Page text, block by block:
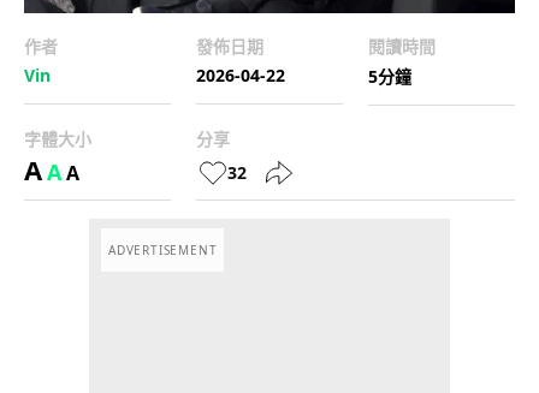
作者
Vin
發佈日期
2026-04-22
閱讀時間
5分鐘
字體大小
AAA
分享
32
ADVERTISEMENT